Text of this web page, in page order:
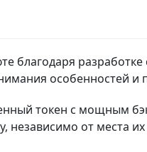
благодаря
особенностей и
токен с мощным
независимо от места